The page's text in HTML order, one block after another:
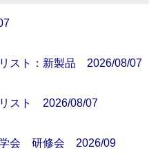
スト：新製品 2026/08/07
スト 2026/08/07
学会 研修会 2026/09